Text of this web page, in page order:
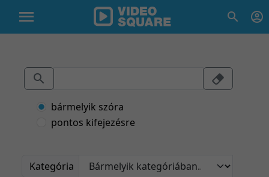
bármelyik szóra
pontos kifejezésre
Kategória